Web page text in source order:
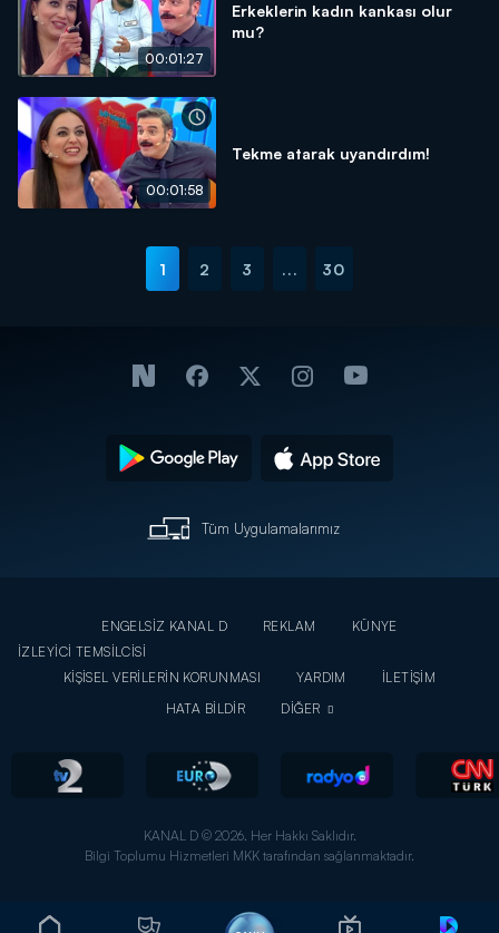
00:01:27
Erkeklerin kadın kankası olur
mu?
00:01:58
Tekme atarak uyandırdım!
1 2 3 ... 30
Tüm Uygulamalarımız
ENGELSİZ KANAL D REKLAM
KÜNYE
İZLEYİCİ TEMSİLCİSİ
KİŞİSEL VERİLERİN KORUNMASI
YARDIM
İLETİŞİM
HATA BİLDİR
DİĞER
KANAL D © 2026. Her Hakkı Saklıdır.
Bilgi Toplumu Hizmetleri MKK tarafından sağlanmaktadır.